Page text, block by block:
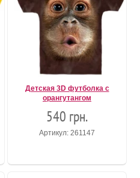
Детская 3D футболка с
орангутангом
540 грн.
Артикул: 261147